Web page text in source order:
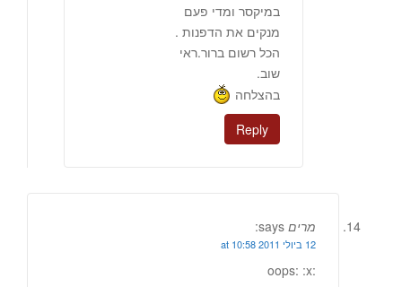
במיקסר ומדי פעם
מנקים את הדפנות .
הכל רשום ברור.ראי
שוב.
בהצלחה
Reply
מרים says:
12 ביולי 2011 at 10:58
:oops: :x